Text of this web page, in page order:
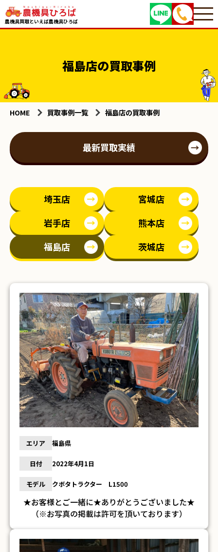
農機具買取といえば農機具ひろば
福島店の買取事例
HOME 買取事例一覧 福島店の買取事例
最新買取実績
埼玉店
宮城店
岩手店
熊本店
福島店
茨城店
エリア 福島県
日付 2022年4月1日
モデル クボタトラクター L1500
★お客様とご一緒に★ありがとうございました★
（※お写真の掲載は許可を頂いております）